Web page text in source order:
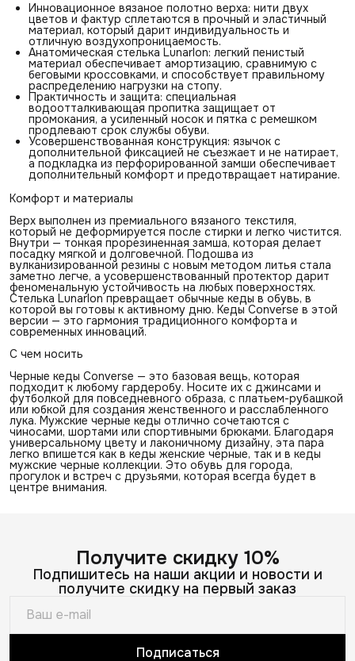
Инновационное вязаное полотно верха: нити двух
цветов и фактур сплетаются в прочный и эластичный
материал, который дарит индивидуальность и
отличную воздухопроницаемость.
Анатомическая стелька Lunarlon: легкий пенистый
материал обеспечивает амортизацию, сравнимую с
беговыми кроссовками, и способствует правильному
распределению нагрузки на стопу.
Практичность и защита: специальная
водоотталкивающая пропитка защищает от
промокания, а усиленный носок и пятка с ремешком
продлевают срок службы обуви.
Усовершенствованная конструкция: язычок с
дополнительной фиксацией не съезжает и не натирает,
а подкладка из перфорированной замши обеспечивает
дополнительный комфорт и предотвращает натирание.
Комфорт и материалы
Верх выполнен из премиального вязаного текстиля,
который не деформируется после стирки и легко чистится.
Внутри — тонкая прорезиненная замша, которая делает
посадку мягкой и долговечной. Подошва из
вулканизированной резины с новым методом литья стала
заметно легче, а усовершенствованный протектор дарит
феноменальную устойчивость на любых поверхностях.
Стелька Lunarlon превращает обычные кеды в обувь, в
которой вы готовы к активному дню. Кеды Converse в этой
версии — это гармония традиционного комфорта и
современных инноваций.
С чем носить
Черные кеды Converse — это базовая вещь, которая
подходит к любому гардеробу. Носите их с джинсами и
футболкой для повседневного образа, с платьем-рубашкой
или юбкой для создания женственного и расслабленного
лука. Мужские черные кеды отлично сочетаются с
чиносами, шортами или спортивными брюками. Благодаря
универсальному цвету и лаконичному дизайну, эта пара
легко впишется как в кеды женские черные, так и в кеды
мужские черные коллекции. Это обувь для города,
прогулок и встреч с друзьями, которая всегда будет в
центре внимания.
Получите скидку 10%
Подпишитесь на наши акции и новости и
получите скидку на первый заказ
Подписаться